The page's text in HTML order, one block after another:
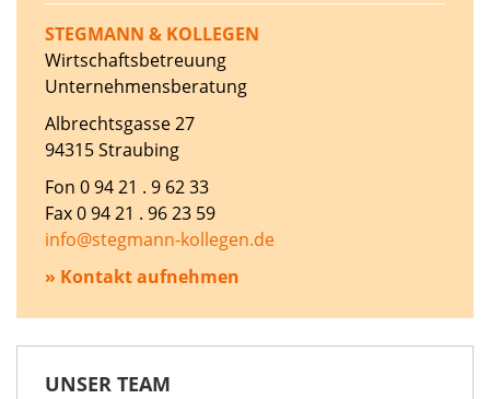
STEGMANN & KOLLEGEN
Wirtschaftsbetreuung
Unternehmensberatung
Albrechtsgasse 27
94315 Straubing
Fon 0 94 21 . 9 62 33
Fax 0 94 21 . 96 23 59
info@stegmann-kollegen.de
» Kontakt aufnehmen
UNSER TEAM